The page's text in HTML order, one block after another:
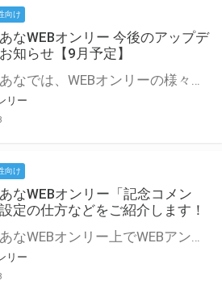
向け
なWEBオンリー 今後のアップデ
知らせ【9月予定】
とらのあなでは、WEBオンリーの様々な支援を実施しています。 今回は2021年9月に実装を予定しているアップデート情報についてご紹介いたします。 とらのあなWEBオンリーサイトはこちら
リー
向け
なWEBオンリー「記念コメン
定の仕方などをご紹介します！
とらのあなWEBオンリー上でWEBアンソロジーが作成できる「記念コメント」について、その使い方や作成手順を解説します！ 支援タイプを「サークル参加型」「サークル参加型・マルシェ(イベント会場)機能付き」でお申し込みいただいている主催者様はぜひご活用ください♪ とらのあなWEBオンリーサイトはこちら
リー